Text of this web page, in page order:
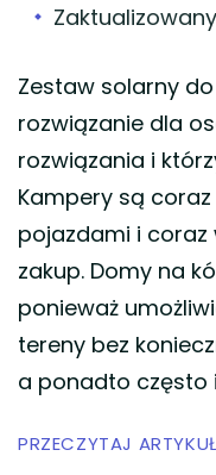
Zestaw solarny
rozwiązanie dla
rozwiązania i
Kampery są
pojazdami i coraz
zakup. Domy na
ponieważ
tereny bez
a ponadto często
PRZECZYTAJ ARTYKUŁ